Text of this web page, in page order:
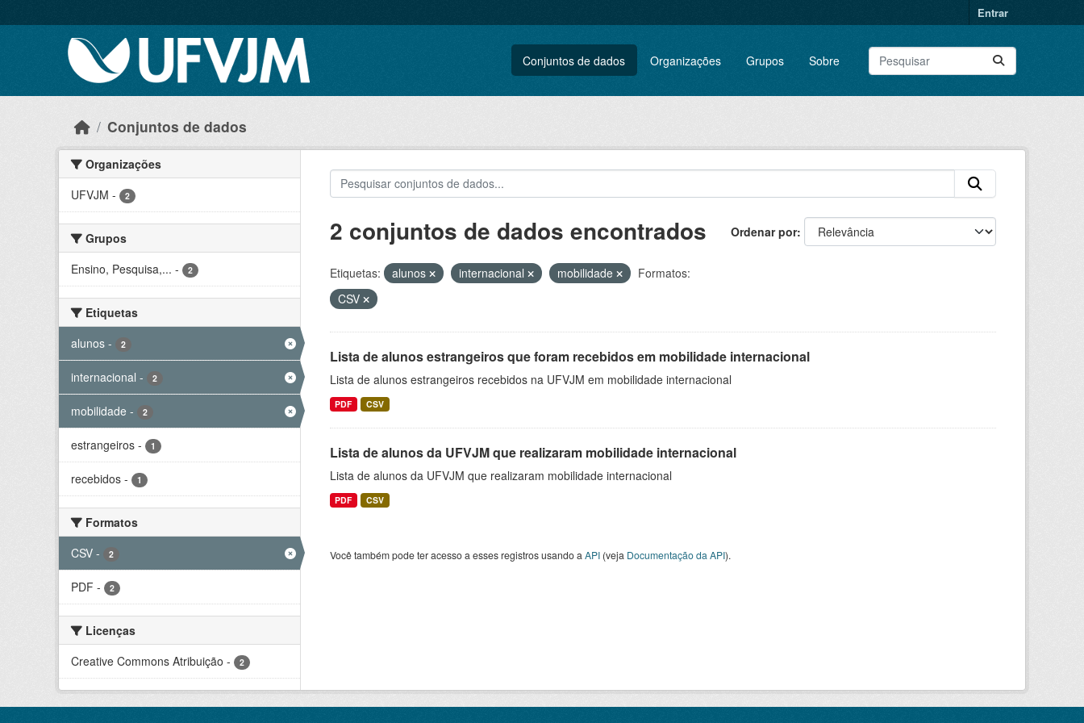
Entrar
Conjuntos de dados Organizações Grupos Sobre
Conjuntos de dados
Organizações
UFVJM - 2
Grupos
Ensino, Pesquisa,... - 2
Etiquetas
alunos - 2
internacional - 2
mobilidade - 2
estrangeiros - 1
recebidos - 1
Formatos
CSV - 2
PDF - 2
Licenças
Creative Commons Atribuição - 2
Ordenar por
2 conjuntos de dados encontrados
Etiquetas: alunos internacional mobilidade
Formatos:
CSV
Lista de alunos estrangeiros que foram recebidos em mobilidade internacional
Lista de alunos estrangeiros recebidos na UFVJM em mobilidade internacional
PDF CSV
Lista de alunos da UFVJM que realizaram mobilidade internacional
Lista de alunos da UFVJM que realizaram mobilidade internacional
PDF CSV
Você também pode ter acesso a esses registros usando a API(veja Documentação da API).